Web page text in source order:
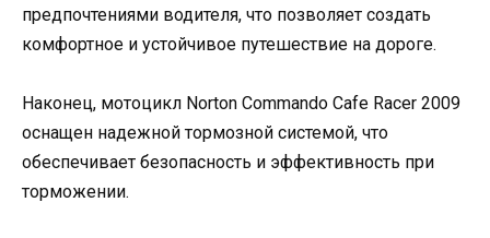
предпочтениями водителя, что позволяет создать
комфортное и устойчивое путешествие на дороге.
Наконец, мотоцикл Norton Commando Cafe Racer 2009
оснащен надежной тормозной системой, что
обеспечивает безопасность и эффективность при
торможении.